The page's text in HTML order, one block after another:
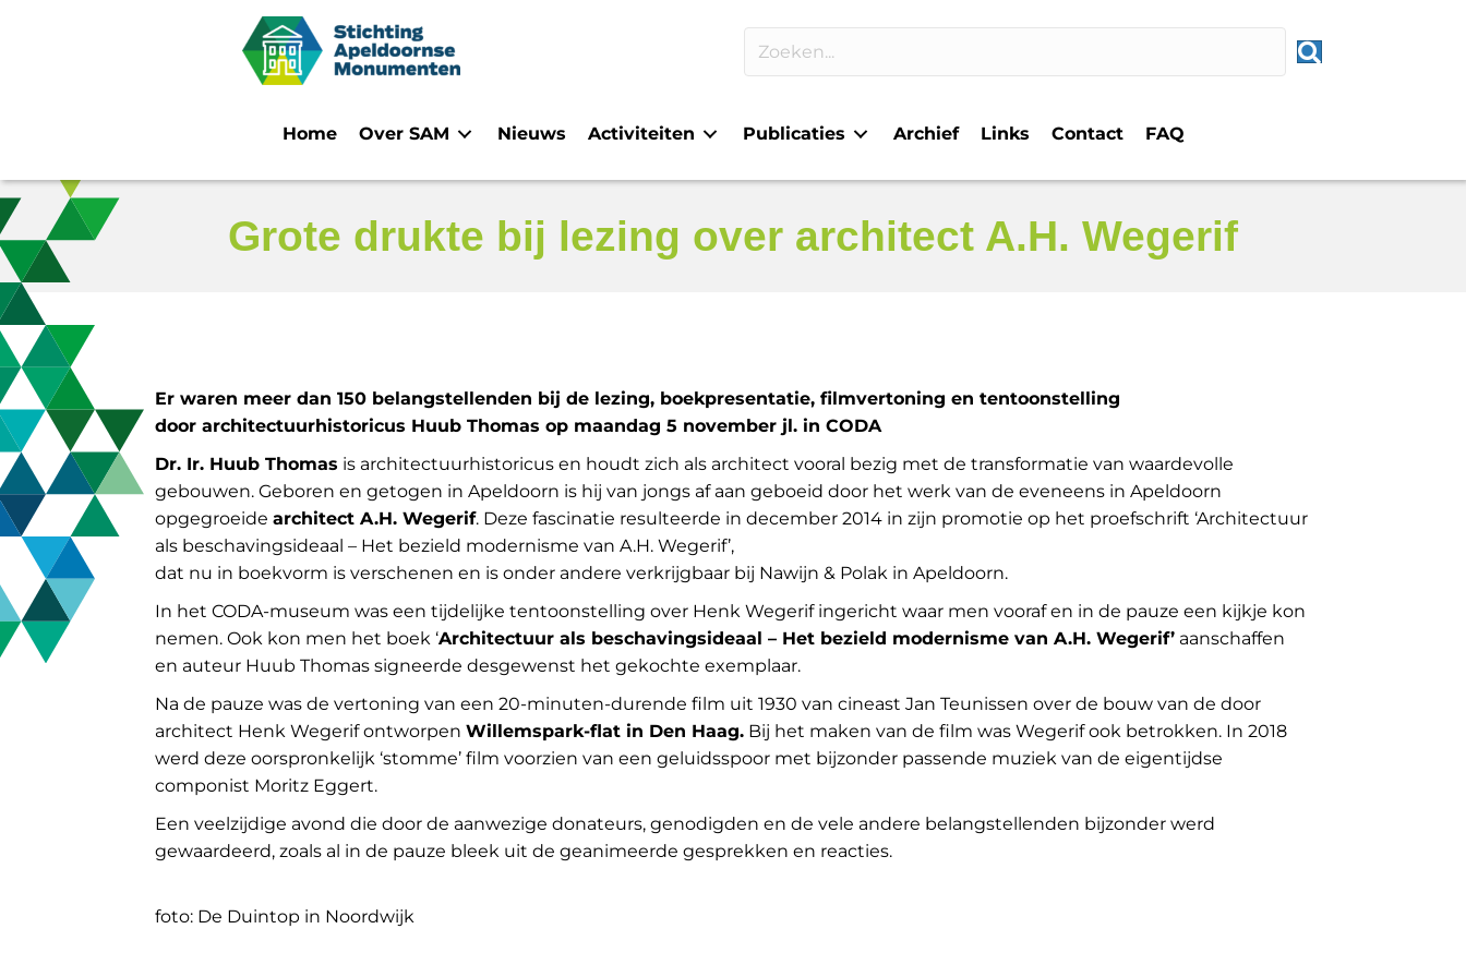
Home Over SAM Nieuws Activiteiten Publicaties Archief Links Contact FAQ
Grote drukte bij lezing over architect A.H. Wegerif
Er waren meer dan 150 belangstellenden bij de lezing, boekpresentatie, filmvertoning en tentoonstelling
door architectuurhistoricus Huub Thomas op maandag 5 november jl. in CODA
Dr. Ir. Huub Thomas is architectuurhistoricus en houdt zich als architect vooral bezig met de transformatie van waardevolle
gebouwen. Geboren en getogen in Apeldoorn is hij van jongs af aan geboeid door het werk van de eveneens in Apeldoorn
opgegroeide architect A.H. Wegerif. Deze fascinatie resulteerde in december 2014 in zijn promotie op het proefschrift ‘Architectuur
als beschavingsideaal – Het bezield modernisme van A.H. Wegerif’,
dat nu in boekvorm is verschenen en is onder andere verkrijgbaar bij Nawijn & Polak in Apeldoorn.
In het CODA-museum was een tijdelijke tentoonstelling over Henk Wegerif ingericht waar men vooraf en in de pauze een kijkje kon
nemen. Ook kon men het boek ‘Architectuur als beschavingsideaal – Het bezield modernisme van A.H. Wegerif’ aanschaffen
en auteur Huub Thomas signeerde desgewenst het gekochte exemplaar.
Na de pauze was de vertoning van een 20-minuten-durende film uit 1930 van cineast Jan Teunissen over de bouw van de door
architect Henk Wegerif ontworpen Willemspark-flat in Den Haag. Bij het maken van de film was Wegerif ook betrokken. In 2018
werd deze oorspronkelijk ‘stomme’ film voorzien van een geluidsspoor met bijzonder passende muziek van de eigentijdse
componist Moritz Eggert.
Een veelzijdige avond die door de aanwezige donateurs, genodigden en de vele andere belangstellenden bijzonder werd
gewaardeerd, zoals al in de pauze bleek uit de geanimeerde gesprekken en reacties.
foto: De Duintop in Noordwijk